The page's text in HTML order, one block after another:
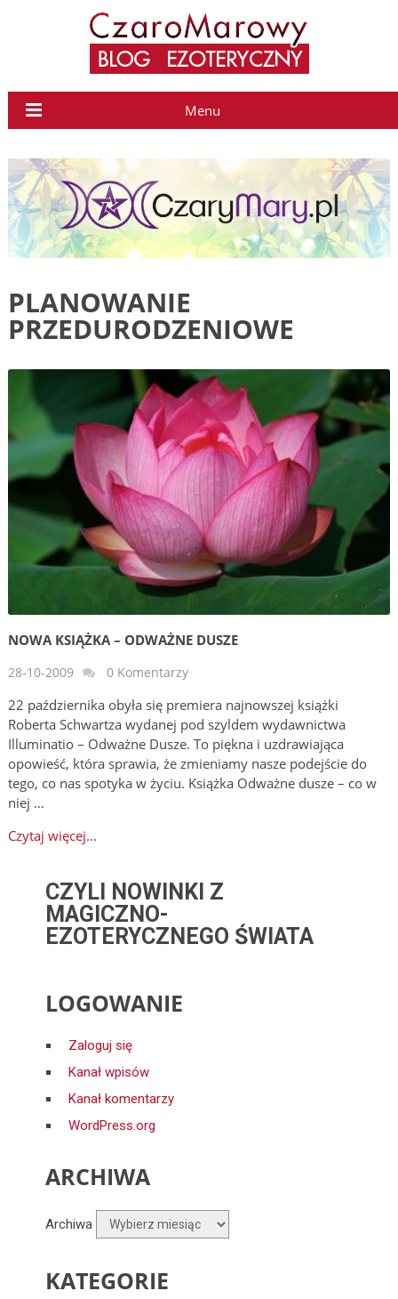
Menu
PLANOWANIE
PRZEDURODZENIOWE
NOWA KSIĄŻKA – ODWAŻNE DUSZE
28-10-2009 0 Komentarzy
22 października obyła się premiera najnowszej książki
Roberta Schwartza wydanej pod szyldem wydawnictwa
Illuminatio – Odważne Dusze. To piękna i uzdrawiająca
opowieść, która sprawia, że zmieniamy nasze podejście do
tego, co nas spotyka w życiu. Książka Odważne dusze – co w
niej …
Czytaj więcej...
CZYLI NOWINKI Z
MAGICZNO-
EZOTERYCZNEGO ŚWIATA
LOGOWANIE
Zaloguj się
Kanał wpisów
Kanał komentarzy
WordPress.org
ARCHIWA
Archiwa
KATEGORIE